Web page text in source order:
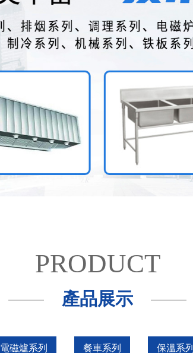
PRODUCT
產品展示
電磁爐系列 餐車系列 保溫系列